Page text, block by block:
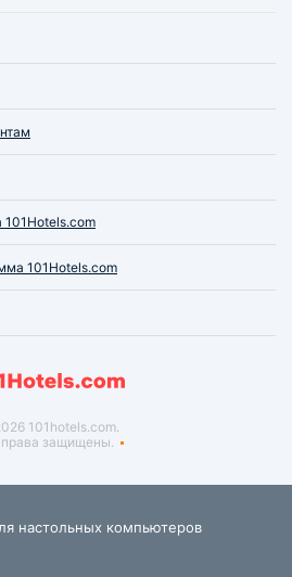
101Hotels.com
101hotels.com.
защищены.
настольных компьютеров